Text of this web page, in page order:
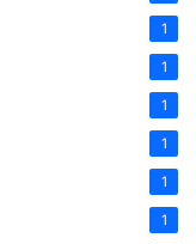
1
1
1
1
1
1